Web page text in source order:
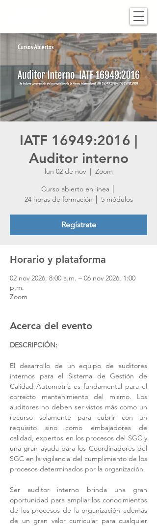
IATF 16949:2016 |
Auditor interno
lun 02 de nov
  |
Zoom
Curso abierto en línea │
24 horas de formación │ 5 módulos
Regístrate
Horario y plataforma
02 nov 2026, 8:00 a.m. – 06 nov 2026, 1:00
p.m.
Zoom
Acerca del evento
DESCRIPCIÓN:
El desarrollo de un equipo de auditores
internos para el Sistema de Gestión de
Calidad Automotriz es fundamental para el
correcto mantenimiento del mismo. Los
auditores no deben ser vistos más como un
recurso solamente para cubrir con un
requisito sino como embajadores de
calidad, expertos en los procesos del SGC y
una gran ayuda para los Coordinadores del
SGC en la vigilancia del cumplimiento de los
procesos determinados por la organización.
Ser auditor interno brinda una gran
oportunidad para ampliar los conocimientos
de los procesos de la organización además
de un gran valor curricular para cualquier